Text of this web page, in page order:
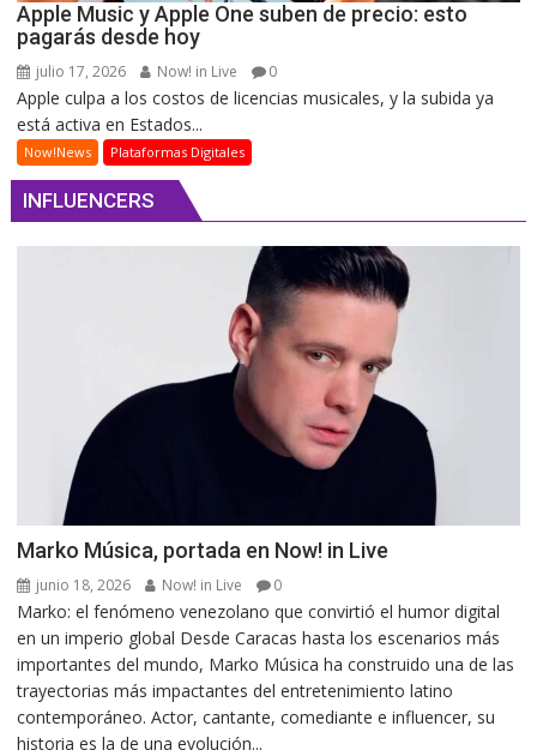
Apple Music y Apple One suben de precio: esto
pagarás desde hoy
julio 17, 2026 Now! in Live 0
Apple culpa a los costos de licencias musicales, y la subida ya
está activa en Estados...
Now!News Plataformas Digitales
INFLUENCERS
Marko Música, portada en Now! in Live
junio 18, 2026 Now! in Live 0
Marko: el fenómeno venezolano que convirtió el humor digital
en un imperio global Desde Caracas hasta los escenarios más
importantes del mundo, Marko Música ha construido una de las
trayectorias más impactantes del entretenimiento latino
contemporáneo. Actor, cantante, comediante e influencer, su
historia es la de una evolución...